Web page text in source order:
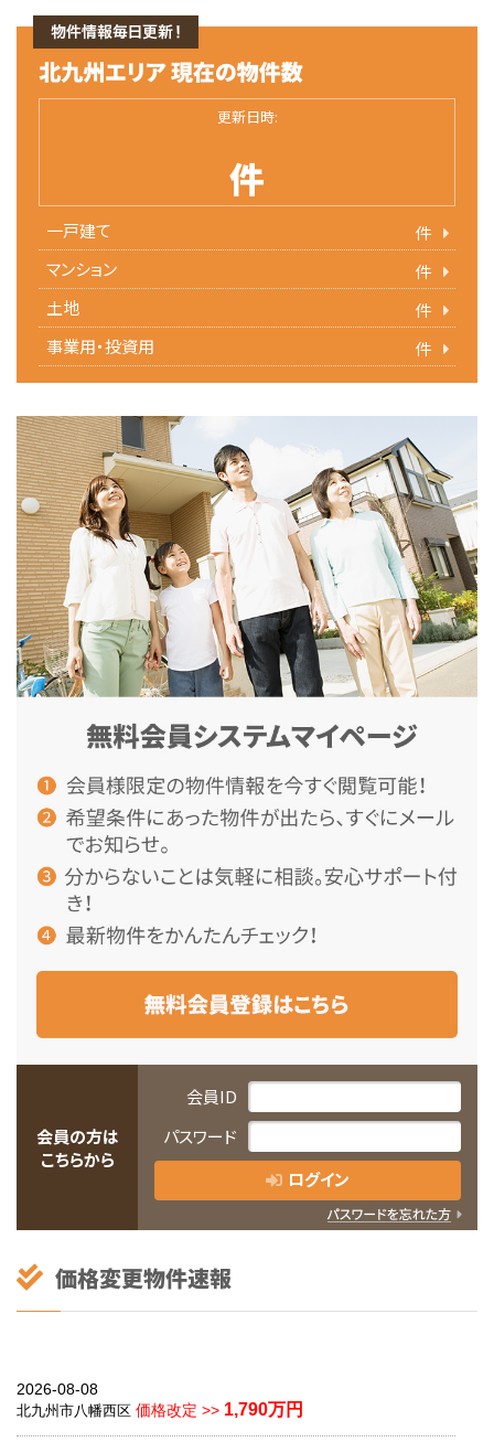
更新日時:
件
一戸建て
件
マンション
件
土地
件
事業用・投資用
件
会員の方は
こちらから
会員ID
パスワード
ログイン
2026-08-08
北九州市八幡西区 価格改定 >> 1,790万円